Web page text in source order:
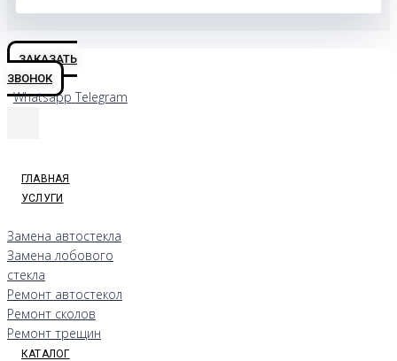
ЗАКАЗАТЬ
ЗВОНОК
Whatsapp Telegram
ГЛАВНАЯ
УСЛУГИ
Замена автостекла
Замена лобового
стекла
Ремонт автостекол
Ремонт сколов
Ремонт трещин
КАТАЛОГ